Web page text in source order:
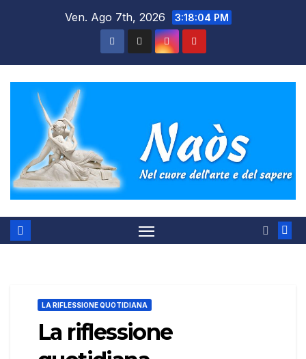
Ven. Ago 7th, 2026 3:18:04 PM
LA RIFLESSIONE QUOTIDIANA
La riflessione